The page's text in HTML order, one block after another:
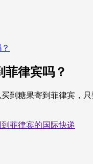
菲律宾吗？
到糖果寄到菲律宾，
菲律宾的国际快递